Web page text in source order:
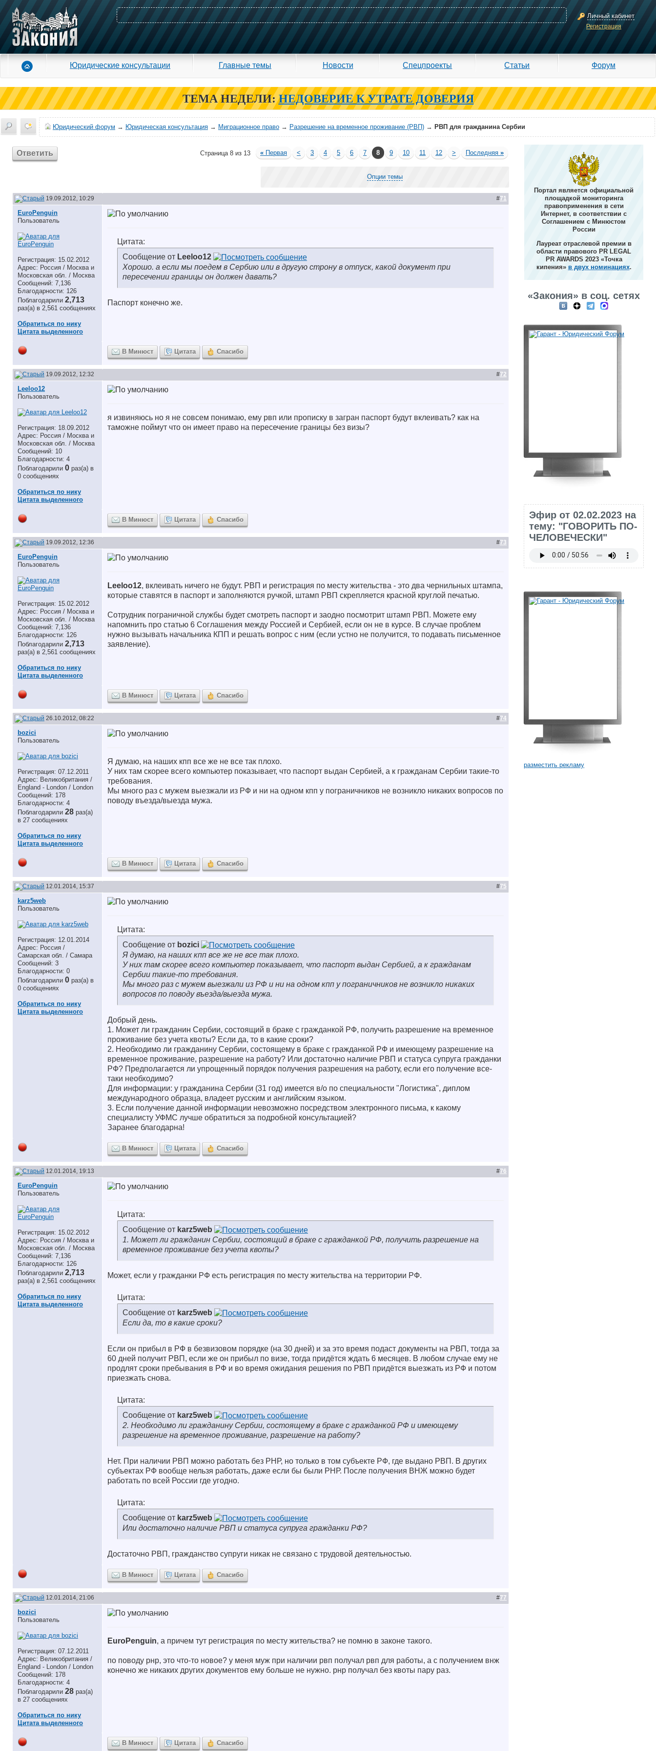
Личный кабинет
Регистрация
Юридические консультации Главные темы Новости Спецпроекты Статьи Форум
ТЕМА НЕДЕЛИ: НЕДОВЕРИЕ К УТРАТЕ ДОВЕРИЯ
Юридический форум → Юридическая консультация → Миграционное право → Разрешение на временное проживание (РВП) → РВП для гражданина Сербии
Ответить Страница 8 из 13 « Первая < 3 4 5 6 7 8 9 10 11 12 > Последняя»
Опции темы
19.09.2012, 10:29 #71
EuroPenguin
Пользователь
Регистрация: 15.02.2012
Адрес: Россия / Москва и
Московская обл. / Москва
Сообщений: 7,136
Благодарности: 126
Поблагодарили 2,713
раз(а) в 2,561 сообщениях
Обратиться по нику
Цитата выделенного
Цитата:
Сообщение от Leeloo12
Хорошо. а если мы поедем в Сербию или в другую строну в отпуск, какой документ при
пересечении границы он должен давать?
Паспорт конечно же.
В Минюст Цитата Спасибо
19.09.2012, 12:32 #72
Leeloo12
Пользователь
Регистрация: 18.09.2012
Адрес: Россия / Москва и
Московская обл. / Москва
Сообщений: 10
Благодарности: 4
Поблагодарили 0 раз(а) в
0 сообщениях
Обратиться по нику
Цитата выделенного
я извиняюсь но я не совсем понимаю, ему рвп или прописку в загран паспорт будут вклеивать? как на
таможне поймут что он имеет право на пересечение границы без визы?
В Минюст Цитата Спасибо
19.09.2012, 12:36 #73
EuroPenguin
Пользователь
Регистрация: 15.02.2012
Адрес: Россия / Москва и
Московская обл. / Москва
Сообщений: 7,136
Благодарности: 126
Поблагодарили 2,713
раз(а) в 2,561 сообщениях
Обратиться по нику
Цитата выделенного
Leeloo12, вклеивать ничего не будут. РВП и регистрация по месту жительства - это два чернильных штампа,
которые ставятся в паспорт и заполняются ручкой, штамп РВП скрепляется красной круглой печатью.
Сотрудник пограничной службы будет смотреть паспорт и заодно посмотрит штамп РВП. Можете ему
напомнить про статью 6 Соглашения между Россией и Сербией, если он не в курсе. В случае проблем
нужно вызывать начальника КПП и решать вопрос с ним (если устно не получится, то подавать письменное
заявление).
В Минюст Цитата Спасибо
26.10.2012, 08:22 #74
bozici
Пользователь
Регистрация: 07.12.2011
Адрес: Великобритания /
England - London / London
Сообщений: 178
Благодарности: 4
Поблагодарили 28 раз(а)
в 27 сообщениях
Обратиться по нику
Цитата выделенного
Я думаю, на наших кпп все же не все так плохо.
У них там скорее всего компьютер показывает, что паспорт выдан Сербией, а к гражданам Сербии такие-то
требования.
Мы много раз с мужем выезжали из РФ и ни на одном кпп у пограничников не возникло никаких вопросов по
поводу въезда/выезда мужа.
В Минюст Цитата Спасибо
12.01.2014, 15:37 #75
karz5web
Пользователь
Регистрация: 12.01.2014
Адрес: Россия /
Самарская обл. / Самара
Сообщений: 3
Благодарности: 0
Поблагодарили 0 раз(а) в
0 сообщениях
Обратиться по нику
Цитата выделенного
Цитата:
Сообщение от bozici
Я думаю, на наших кпп все же не все так плохо.
У них там скорее всего компьютер показывает, что паспорт выдан Сербией, а к гражданам
Сербии такие-то требования.
Мы много раз с мужем выезжали из РФ и ни на одном кпп у пограничников не возникло никаких
вопросов по поводу въезда/выезда мужа.
Добрый день.
1. Может ли гражданин Сербии, состоящий в браке с гражданкой РФ, получить разрешение на временное
проживание без учета квоты? Если да, то в какие сроки?
2. Необходимо ли гражданину Сербии, состоящему в браке с гражданкой РФ и имеющему разрешение на
временное проживание, разрешение на работу? Или достаточно наличие РВП и статуса супруга гражданки
РФ? Предполагается ли упрощенный порядок получения разрешения на работу, если его получение все-
таки необходимо?
Для информации: у гражданина Сербии (31 год) имеется в/о по специальности "Логистика", диплом
международного образца, владеет русским и английским языком.
3. Если получение данной информации невозможно посредством электронного письма, к какому
специалисту УФМС лучше обратиться за подробной консультацией?
Заранее благодарна!
В Минюст Цитата Спасибо
12.01.2014, 19:13 #76
EuroPenguin
Пользователь
Регистрация: 15.02.2012
Адрес: Россия / Москва и
Московская обл. / Москва
Сообщений: 7,136
Благодарности: 126
Поблагодарили 2,713
раз(а) в 2,561 сообщениях
Обратиться по нику
Цитата выделенного
Цитата:
Сообщение от karz5web
1. Может ли гражданин Сербии, состоящий в браке с гражданкой РФ, получить разрешение на
временное проживание без учета квоты?
Может, если у гражданки РФ есть регистрация по месту жительства на территории РФ.
Цитата:
Сообщение от karz5web
Если да, то в какие сроки?
Если он прибыл в РФ в безвизовом порядке (на 30 дней) и за это время подаст документы на РВП, тогда за
60 дней получит РВП, если же он прибыл по визе, тогда придётся ждать 6 месяцев. В любом случае ему не
продлят сроки пребывания в РФ и во время ожидания решения по РВП придётся выезжать из РФ и потом
приезжать снова.
Цитата:
Сообщение от karz5web
2. Необходимо ли гражданину Сербии, состоящему в браке с гражданкой РФ и имеющему
разрешение на временное проживание, разрешение на работу?
Нет. При наличии РВП можно работать без РНР, но только в том субъекте РФ, где выдано РВП. В других
субъектах РФ вообще нельзя работать, даже если бы были РНР. После получения ВНЖ можно будет
работать по всей России где угодно.
Цитата:
Сообщение от karz5web
Или достаточно наличие РВП и статуса супруга гражданки РФ?
Достаточно РВП, гражданство супруги никак не связано с трудовой деятельностью.
В Минюст Цитата Спасибо
12.01.2014, 21:06 #77
bozici
Пользователь
Регистрация: 07.12.2011
Адрес: Великобритания /
England - London / London
Сообщений: 178
Благодарности: 4
Поблагодарили 28 раз(а)
в 27 сообщениях
Обратиться по нику
Цитата выделенного
EuroPenguin, а причем тут регистрация по месту жительства? не помню в законе такого.
по поводу рнр, это что-то новое? у меня муж при наличии рвп получал рвп для работы, а с получением внж
конечно же никаких других документов ему больше не нужно. рнр получал без квоты пару раз.
В Минюст Цитата Спасибо
Портал является официальной
площадкой мониторинга
правоприменения в сети
Интернет, в соответствии с
Соглашением с Минюстом
России
Лауреат отраслевой премии в
области правового PR LEGAL
PR AWARDS 2023 «Точка
кипения» в двух номинациях.
«Закония» в соц. сетях
Эфир от 02.02.2023 на
тему: "ГОВОРИТЬ ПО-
ЧЕЛОВЕЧЕСКИ"
разместить рекламу